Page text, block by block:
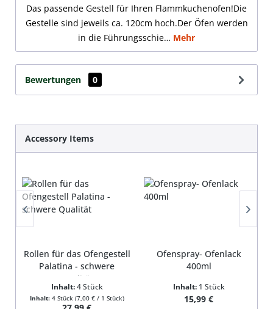
Das passende Gestell für Ihren Flammkuchenofen!Die
Gestelle sind jeweils ca. 120cm hoch.Der Öfen werden
in die Führungsschie… Mehr
Bewertungen 0
Accessory Items
Rollen für das Ofengestell
Palatina - schwere
Qualität
Inhalt:4 Stück
Inhalt: 4 Stück (7,00 € / 1 Stück)
Ofenspray- Ofenlack
400ml
Inhalt: 1 Stück
Regulärer Preis:
15,99 €